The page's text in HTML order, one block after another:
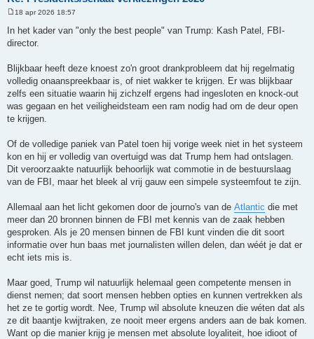
e
i
t
18 apr 2026 18:57
In het kader van "only the best people" van Trump: Kash Patel, FBI-
director.
Blijkbaar heeft deze knoest zo'n groot drankprobleem dat hij regelmatig
volledig onaanspreekbaar is, of niet wakker te krijgen. Er was blijkbaar
zelfs een situatie waarin hij zichzelf ergens had ingesloten en knock-out
was gegaan en het veiligheidsteam een ram nodig had om de deur open
te krijgen.
Of de volledige paniek van Patel toen hij vorige week niet in het systeem
kon en hij er volledig van overtuigd was dat Trump hem had ontslagen.
Dit veroorzaakte natuurlijk behoorlijk wat commotie in de bestuurslaag
van de FBI, maar het bleek al vrij gauw een simpele systeemfout te zijn.
Allemaal aan het licht gekomen door de journo's van de Atlantic die met
meer dan 20 bronnen binnen de FBI met kennis van de zaak hebben
gesproken. Als je 20 mensen binnen de FBI kunt vinden die dit soort
informatie over hun baas met journalisten willen delen, dan wéét je dat er
echt iets mis is.
Maar goed, Trump wil natuurlijk helemaal geen competente mensen in
dienst nemen; dat soort mensen hebben opties en kunnen vertrekken als
het ze te gortig wordt. Nee, Trump wil absolute kneuzen die wéten dat als
ze dit baantje kwijtraken, ze nooit meer ergens anders aan de bak komen.
Want op die manier krijg je mensen met absolute loyaliteit, hoe idioot of